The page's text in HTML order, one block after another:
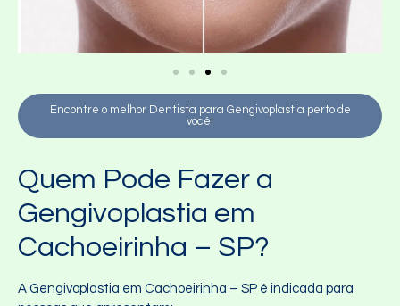
Encontre o melhor Dentista para Gengivoplastia perto de
você!
Quem Pode Fazer a
Gengivoplastia em
Cachoeirinha – SP?
A Gengivoplastia em Cachoeirinha – SP é indicada para